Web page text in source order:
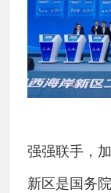
强强联手，
新区是国务